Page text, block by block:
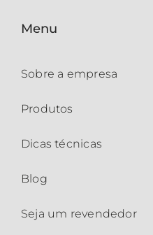
Menu
Sobre a empresa
Produtos
Dicas técnicas
Blog
Seja um revendedor